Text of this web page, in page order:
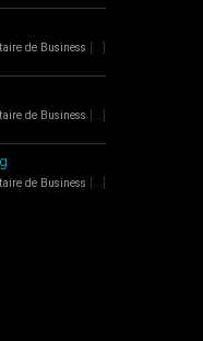
de Business [...]
de Business [...]
de Business [...]